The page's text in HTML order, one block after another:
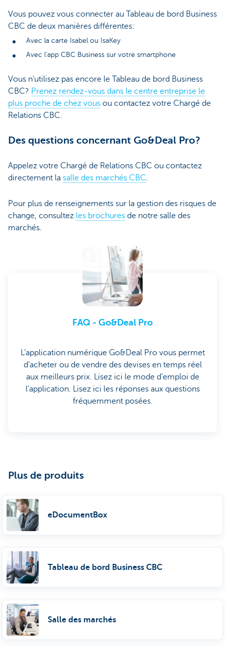
Vous pouvez vous connecter au Tableau de bord Business
CBC de deux manières différentes:
Avec la carte Isabel ou IsaKey
Avec l'app CBC Business sur votre smartphone
Vous n'utilisez pas encore le Tableau de bord Business
CBC? Prenez rendez-vous dans le centre entreprise le
plus proche de chez vous ou contactez votre Chargé de
Relations CBC.
Des questions concernant Go&Deal Pro?
Appelez votre Chargé de Relations CBC ou contactez
directement la salle des marchés CBC.
Pour plus de renseignements sur la gestion des risques de
change, consultez les brochures de notre salle des
marchés.
FAQ - Go&Deal Pro
L’application numérique Go&Deal Pro vous permet
d’acheter ou de vendre des devises en temps réel
aux meilleurs prix. Lisez ici le mode d’emploi de
l’application. Lisez ici les réponses aux questions
fréquemment posées.
Plus de produits
eDocumentBox
Tableau de bord Business CBC
Salle des marchés